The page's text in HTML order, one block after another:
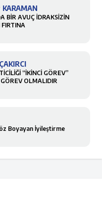
BİR AVUÇ İDRAKSİZİN
FIRTINA
“İKİNCİ GÖREV”
GÖREV OLMALIDIR
Boyayan İyileştirme